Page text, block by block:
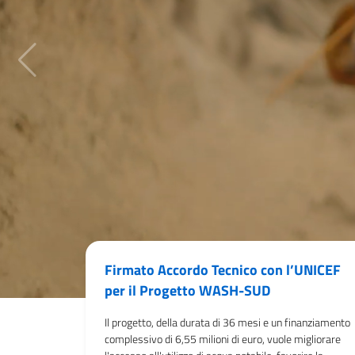
Firmato Accordo Tecnico con l’UNICEF
per il Progetto WASH-SUD
Il progetto, della durata di 36 mesi e un finanziamento
complessivo di 6,55 milioni di euro, vuole migliorare